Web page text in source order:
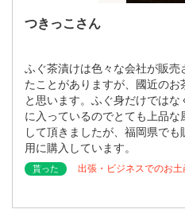
つきっこさん
ふぐ茶漬けは色々な会社が販
たことがありますが、國近の
と思います。ふぐ身だけでは
に入っているのでとても上品な
して頂きましたが、福岡県で
用に購入しています。
貰った
出張・ビジネスでのお土